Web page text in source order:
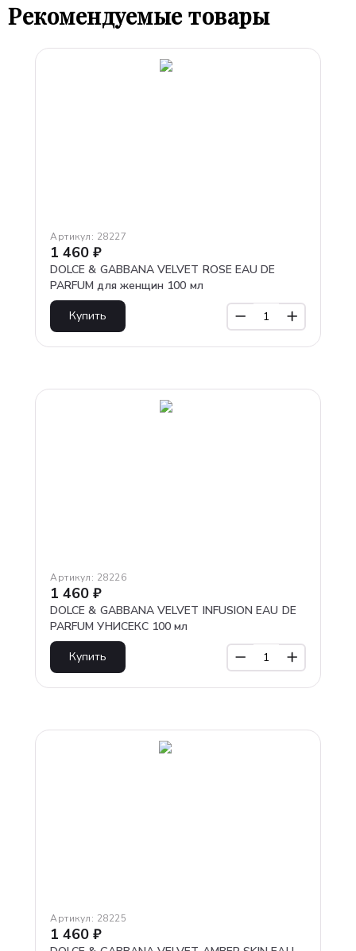
Рекомендуемые товары
Артикул: 28227
1 460 ₽
DOLCE & GABBANA VELVET ROSE EAU DE
PARFUM для женщин 100 мл
Купить
Артикул: 28226
1 460 ₽
DOLCE & GABBANA VELVET INFUSION EAU DE
PARFUM УНИСЕКС 100 мл
Купить
Артикул: 28225
1 460 ₽